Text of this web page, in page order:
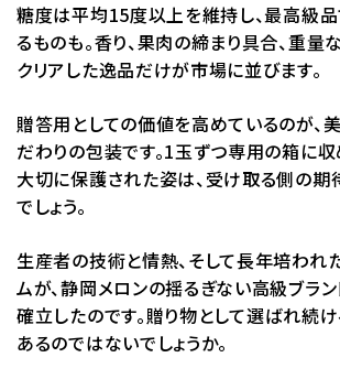
糖度は平均15度以上を維持し、最高級
るものも。香り、果肉の締まり具合、重量
クリアした逸品だけが市場に並びます。
贈答用としての価値を高めているのが、
だわりの包装です。1玉ずつ専用の箱に
大切に保護された姿は、受け取る側の期
でしょう。
生産者の技術と情熱、そして長年培われ
ムが、静岡メロンの揺るぎない高級ブラ
確立したのです。贈り物として選ばれ続
あるのではないでしょうか。